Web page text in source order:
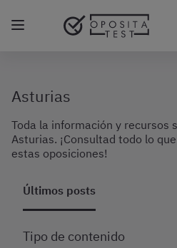
Regístrate
Asturias
Toda la información y recursos
Asturias. ¡Consultad todo lo
estas oposiciones!
Últimos posts
Tipo de contenido